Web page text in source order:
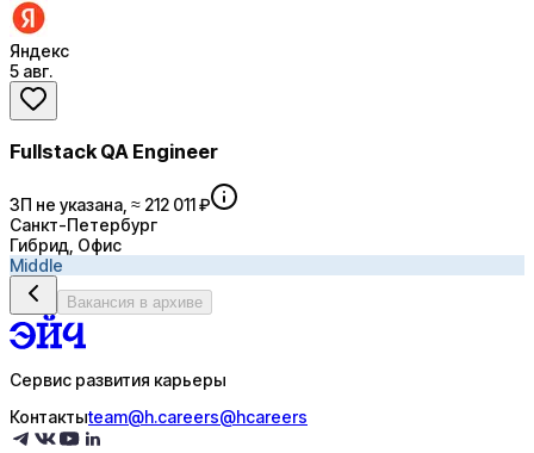
Яндекс
5 авг.
Fullstack QA Engineer
ЗП не указана, ≈ 212 011 ₽
Санкт-Петербург
Гибрид, Офис
Middle
Вакансия в архиве
Сервис развития карьеры
Контактыteam@h.careers@hcareers